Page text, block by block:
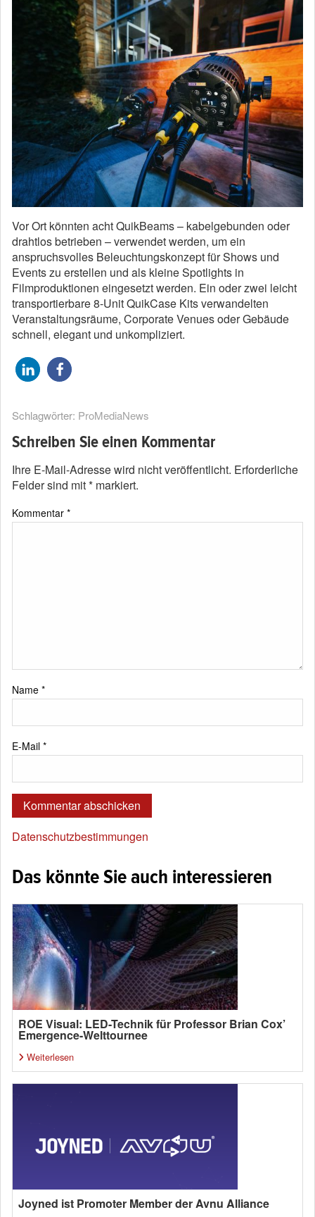
Vor Ort könnten acht QuikBeams – kabelgebunden oder
drahtlos betrieben – verwendet werden, um ein
anspruchsvolles Beleuchtungskonzept für Shows und
Events zu erstellen und als kleine Spotlights in
Filmproduktionen eingesetzt werden. Ein oder zwei leicht
transportierbare 8-Unit QuikCase Kits verwandelten
Veranstaltungsräume, Corporate Venues oder Gebäude
schnell, elegant und unkompliziert.
Schlagwörter: ProMediaNews
Schreiben Sie einen Kommentar
Ihre E-Mail-Adresse wird nicht veröffentlicht. Erforderliche
Felder sind mit* markiert.
Kommentar *
Name *
E-Mail *
Datenschutzbestimmungen
Das könnte Sie auch interessieren
ROE Visual: LED-Technik für Professor Brian Cox’
Emergence-Welttournee
Weiterlesen
Joyned ist Promoter Member der Avnu Alliance